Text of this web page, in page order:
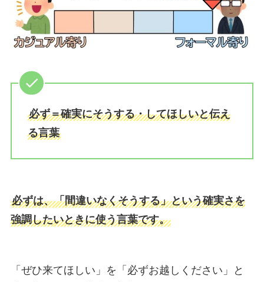
必ず＝確実にそうする・してほしいと伝え
る言葉
必ずは、「間違いなくそうする」という確実さを
強調したいときに使う言葉です。
「ぜひ来てほしい」を「必ずお越しください」と